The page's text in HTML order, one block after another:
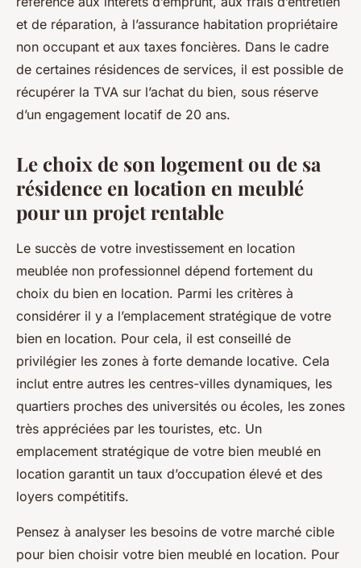
et de réparation, à l’assurance habitation propriétaire
non occupant et aux taxes foncières. Dans le cadre
de certaines résidences de services, il est possible de
récupérer la TVA sur l’achat du bien, sous réserve
d’un engagement locatif de 20 ans.
Le choix de son logement ou de sa
résidence en location en meublé
pour un projet rentable
Le succès de votre investissement en location
meublée non professionnel dépend fortement du
choix du bien en location. Parmi les critères à
considérer il y a l’emplacement stratégique de votre
bien en location. Pour cela, il est conseillé de
privilégier les zones à forte demande locative. Cela
inclut entre autres les centres-villes dynamiques, les
quartiers proches des universités ou écoles, les zones
très appréciées par les touristes, etc. Un
emplacement stratégique de votre bien meublé en
location garantit un taux d’occupation élevé et des
loyers compétitifs.
Pensez à analyser les besoins de votre marché cible
pour bien choisir votre bien meublé en location. Pour